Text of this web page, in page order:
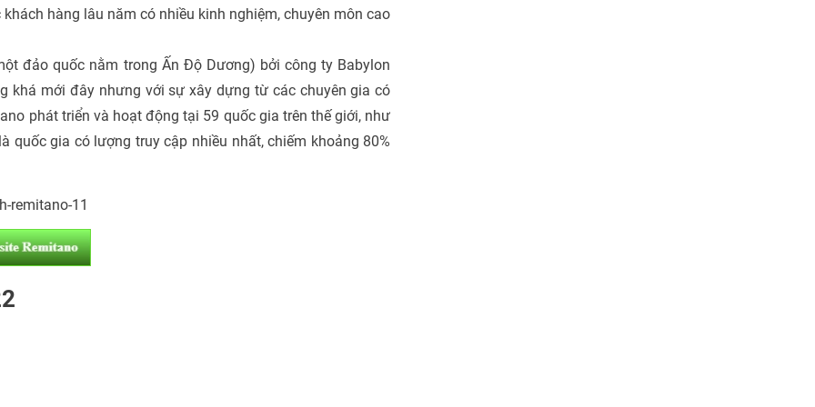
hàng lâu năm có nhiều kinh nghiệm, chuyên môn cao
đảo quốc nằm trong Ấn Độ Dương) bởi công ty Babylon
khá mới đây nhưng với sự xây dựng từ các chuyên gia có
phát triển và hoạt động tại 59 quốc gia trên thế giới, như
quốc gia có lượng truy cập nhiều nhất, chiếm khoảng 80%